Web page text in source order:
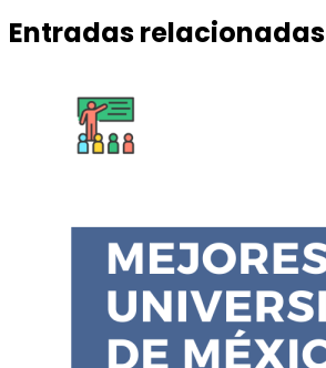
Entradas relacionadas